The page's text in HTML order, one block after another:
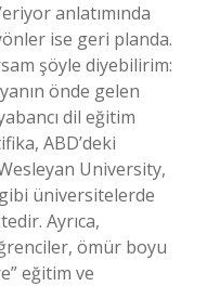
anlatımında
ise geri planda.
şöyle diyebilirim:
önde gelen
dil eğitim
ABD’deki
University,
üniversitelerde
Ayrıca,
ömür boyu
eğitim ve